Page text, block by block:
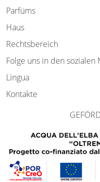
Parfüms
Haus
Rechtsbereich
Folge uns in den sozialen
Lingua
Kontakte